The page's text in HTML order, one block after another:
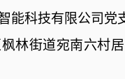
能科技有限公司
枫林街道宛南六村